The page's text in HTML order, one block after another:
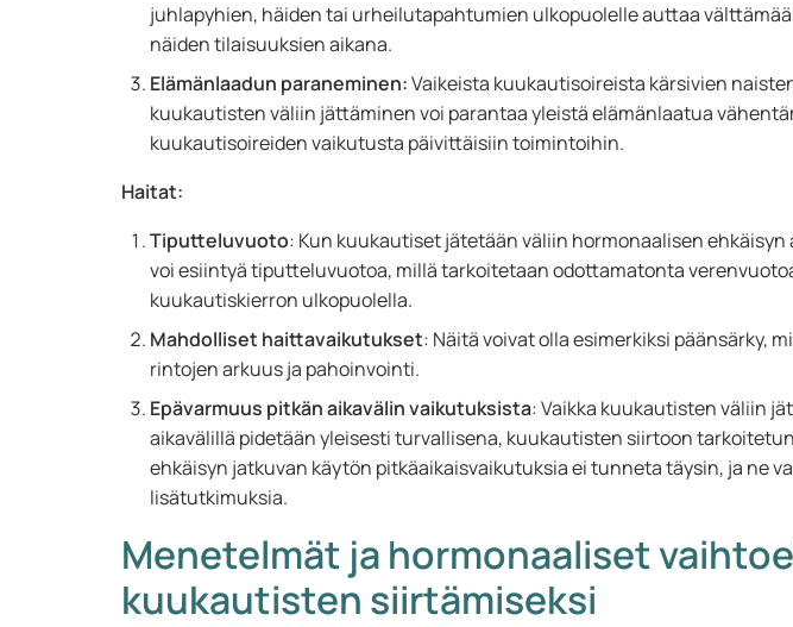
juhlapyhien, häiden tai urheilutapahtumien ulkopuolelle auttaa
näiden tilaisuuksien aikana.
Elämänlaadun paraneminen:Vaikeista kuukautisoireista kärsivien
kuukautisten väliin jättäminen voi parantaa yleistä elämänlaatua
kuukautisoireiden vaikutusta päivittäisiin toimintoihin.
Haitat:
Tiputteluvuoto: Kun kuukautiset jätetään väliin hormonaalisen ehkäisyn
voi esiintyä tiputteluvuotoa, millä tarkoitetaan odottamatonta
kuukautiskierron ulkopuolella.
Mahdolliset haittavaikutukset: Näitä voivat olla esimerkiksi päänsärky,
rintojen arkuus ja pahoinvointi.
Epävarmuus pitkän aikavälin vaikutuksista: Vaikka kuukautisten väliin
aikavälillä pidetään yleisesti turvallisena, kuukautisten siirtoon
ehkäisyn jatkuvan käytön pitkäaikaisvaikutuksia ei tunneta täysin, ja ne
lisätutkimuksia.
Menetelmät ja hormonaaliset
kuukautisten siirtämiseksi